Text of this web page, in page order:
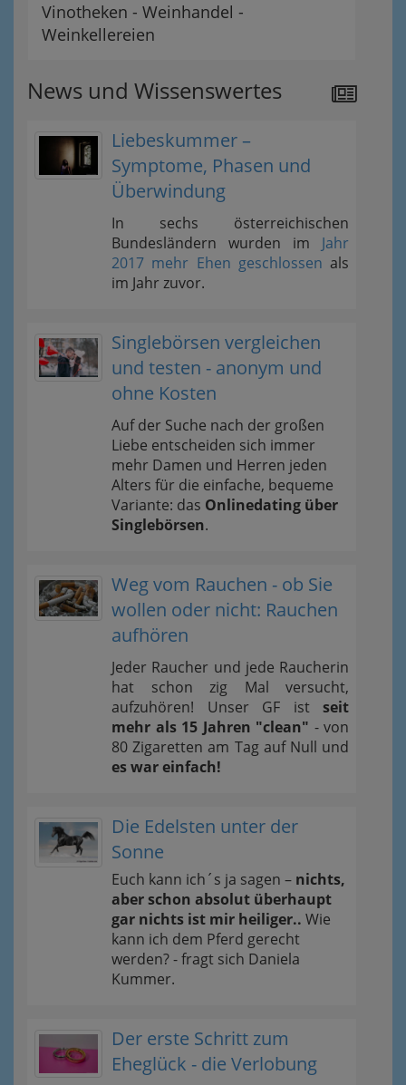
Vinotheken - Weinhandel -
Weinkellereien
News und Wissenswertes
Liebeskummer –
Symptome, Phasen und
Überwindung
In sechs österreichischen
Bundesländern wurden im Jahr
2017 mehr Ehen geschlossen als
im Jahr zuvor.
Singlebörsen vergleichen
und testen - anonym und
ohne Kosten
Auf der Suche nach der großen
Liebe entscheiden sich immer
mehr Damen und Herren jeden
Alters für die einfache, bequeme
Variante: das Onlinedating über
Singlebörsen.
Weg vom Rauchen - ob Sie
wollen oder nicht: Rauchen
aufhören
Jeder Raucher und jede Raucherin
hat schon zig Mal versucht,
aufzuhören! Unser GF ist seit
mehr als 15 Jahren "clean" - von
80 Zigaretten am Tag auf Null und
es war einfach!
Die Edelsten unter der
Sonne
Euch kann ich´s ja sagen – nichts,
aber schon absolut überhaupt
gar nichts ist mir heiliger.. Wie
kann ich dem Pferd gerecht
werden? - fragt sich Daniela
Kummer.
Der erste Schritt zum
Eheglück - die Verlobung